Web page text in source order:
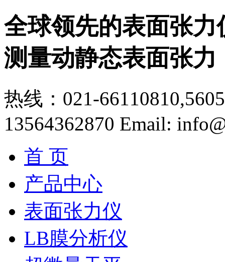
全球领先的表面张
测量动静态表面张力
热线：021-
13564362870 Email:
首 页
产品中心
表面张力仪
LB膜分析仪